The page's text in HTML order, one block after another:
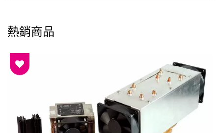
熱銷商品